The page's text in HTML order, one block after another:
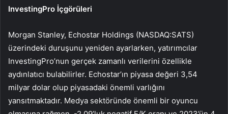
InvestingPro İçgörüleri
Morgan Stanley, Echostar Holdings (NASDAQ:SATS)
üzerindeki duruşunu yeniden ayarlarken, yatırımcılar
InvestingPro’nun gerçek zamanlı verilerini özellikle
aydınlatıcı bulabilirler. Echostar’ın piyasa değeri 3,54
milyar dolar olup piyasadaki önemli varlığını
yansıtmaktadır. Medya sektöründe önemli bir oyuncu